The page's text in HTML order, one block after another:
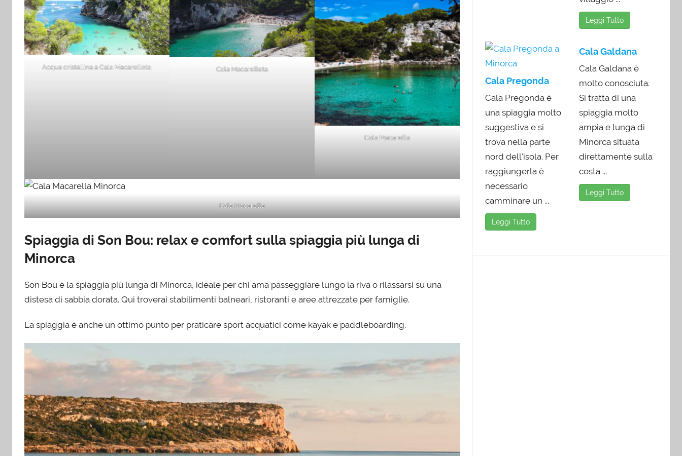
Acqua cristallina a Cala Macarelleta Cala Macarelleta
Cala Macarella
Cala Macarella
Spiaggia di Son Bou: relax e comfort sulla spiaggia più lunga di
Minorca
Son Bou è la spiaggia più lunga di Minorca, ideale per chi ama passeggiare lungo la riva o rilassarsi su una
distesa di sabbia dorata. Qui troverai stabilimenti balneari, ristoranti e aree attrezzate per famiglie.
La spiaggia è anche un ottimo punto per praticare sport acquatici come kayak e paddleboarding.
Leggi Tutto
Cala Pregonda
Cala Pregonda è
una spiaggia molto
suggestiva e si
trova nella parte
nord dell'isola. Per
raggiungerla è
necessario
camminare un ...
Leggi Tutto
Cala Galdana
Cala Galdana è
molto conosciuta.
Si tratta di una
spiaggia molto
ampia e lunga di
Minorca situata
direttamente sulla
costa ...
Leggi Tutto